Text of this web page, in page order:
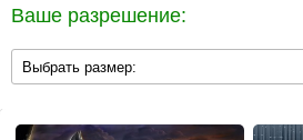
Ваше разрешение: